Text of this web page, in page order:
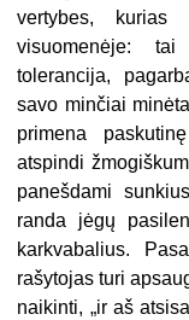
vertybes, kurias
visuomenėje:
tolerancija,
savo minčiai
primena
atspindi
panešdami
randa jėgų
karkvabalius.
rašytojas turi
naikinti, „ir aš